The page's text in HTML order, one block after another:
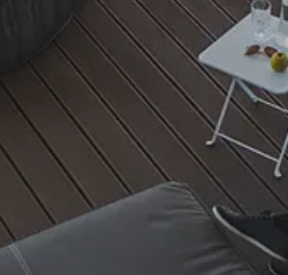
Trusted Shops
4,81/ 5
25.980 Bewertungen